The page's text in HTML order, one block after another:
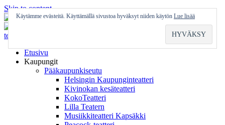
Skip to content
Etusivu
Kaupungit
Pääkaupunkiseutu
Helsingin Kaupunginteatteri
Kivinokan kesäteatteri
KokoTeatteri
Lilla Teatern
Musiikkiteatteri Kapsäkki
Käytämme evästeitä. Käyttämällä sivustoa hyväksyt niiden käytön Lue lisää